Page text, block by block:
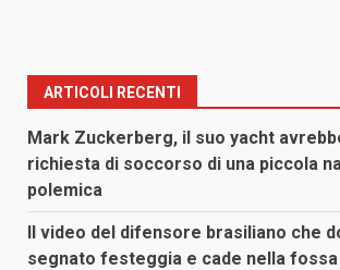
ARTICOLI RECENTI
Mark Zuckerberg, il suo yacht
richiesta di soccorso di una piccola
polemica
Il video del difensore brasiliano che
segnato festeggia e cade nella